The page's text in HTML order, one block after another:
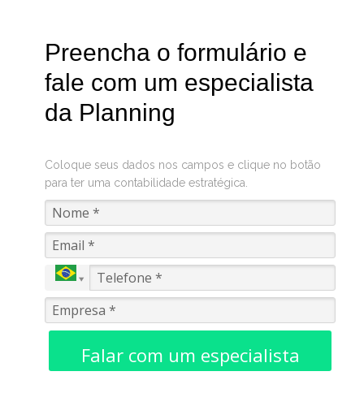
Preencha o formulário e
fale com um especialista
da Planning
Coloque seus dados nos campos e clique no botão
para ter uma contabilidade estratégica.
Falar com um especialista